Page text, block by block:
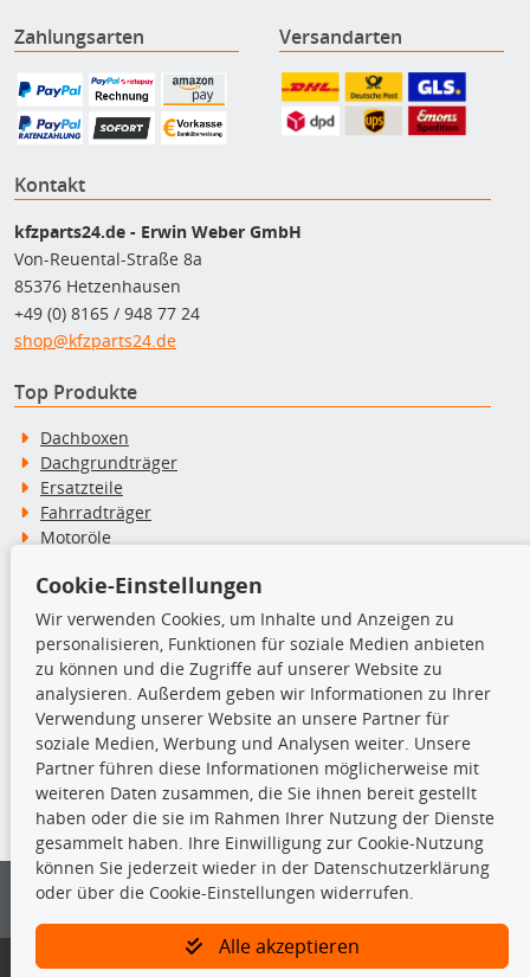
Zahlungsarten Versandarten
Kontakt
kfzparts24.de - Erwin Weber GmbH
Von-Reuental-Straße 8a
85376 Hetzenhausen
+49 (0) 8165 / 948 77 24
shop@kfzparts24.de
Top Produkte
Dachboxen
Dachgrundträger
Ersatzteile
Fahrradträger
Motoröle
Schneeketten
TecDoc Inside
Die hier angezeigten Daten insbesondere die gesamte Datenbank dürfen
nicht kopiert werden.
Es ist zu unterlassen, die Daten oder die gesamte Datenbank ohne
vorherige Zustimmung von TecDoc zu vervielfältigen, zu verbreiten
und/oder diese Handlungen durch Dritte ausführen zu lassen. Ein
Bitte prüfen Sie, ob das über unseren Onlineshop identifizierte Ersatzteil
Cookie-Einstellungen
Wir verwenden Cookies, um Inhalte und Anzeigen zu
personalisieren, Funktionen für soziale Medien anbieten
zu können und die Zugriffe auf unserer Website zu
analysieren. Außerdem geben wir Informationen zu Ihrer
Verwendung unserer Website an unsere Partner für
soziale Medien, Werbung und Analysen weiter. Unsere
Partner führen diese Informationen möglicherweise mit
weiteren Daten zusammen, die Sie ihnen bereit gestellt
haben oder die sie im Rahmen Ihrer Nutzung der Dienste
gesammelt haben. Ihre Einwilligung zur Cookie-Nutzung
können Sie jederzeit wieder in der Datenschutzerklärung
oder über die Cookie-Einstellungen widerrufen.
Alle akzeptieren